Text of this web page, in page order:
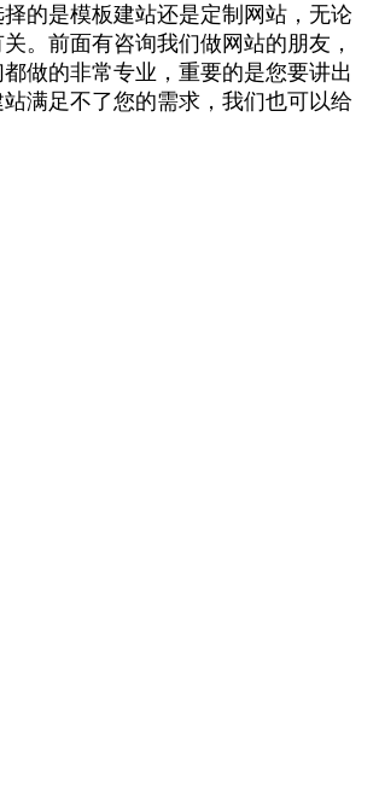
的是模板建站还是定制网站，无论
。前面有咨询我们做网站的朋友，
做的非常专业，重要的是您要讲出
满足不了您的需求，我们也可以给